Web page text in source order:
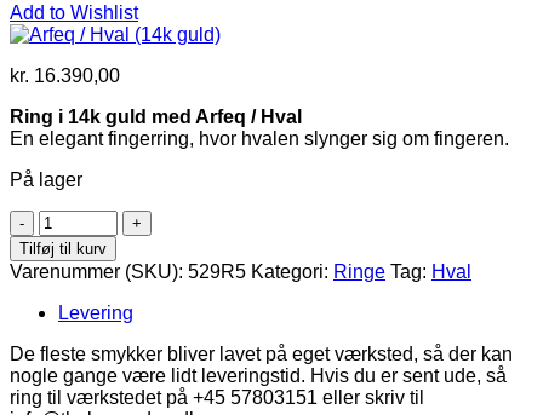
Add to Wishlist
kr. 16.390,00
Ring i 14k guld med Arfeq / Hval
En elegant fingerring, hvor hvalen slynger sig om fingeren.
På lager
Arfeq
/
Hval
(14k
guld)
antal
Tilføj til kurv
Varenummer (SKU): 529R5 Kategori: Ringe Tag: Hval
Levering
De fleste smykker bliver lavet på eget værksted, så der kan
nogle gange være lidt leveringstid. Hvis du er sent ude, så
ring til værkstedet på +45 57803151 eller skriv til